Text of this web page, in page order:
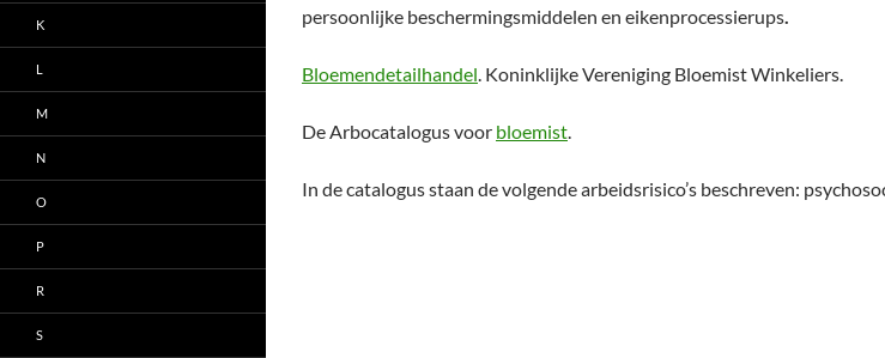
persoonlijke beschermingsmiddelen en eikenprocessierups.
Bloemendetailhandel. Koninklijke Vereniging Bloemist Winkeliers.
De Arbocatalogus voor bloemist.
In de catalogus staan de volgende arbeidsrisico’s beschreven:
K
L
M
N
O
P
R
S